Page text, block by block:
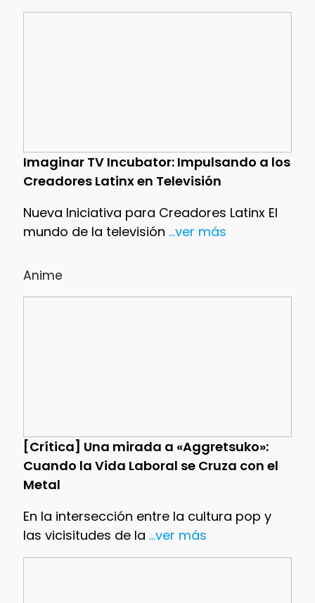
Imaginar TV Incubator: Impulsando a los
Creadores Latinx en Televisión
Nueva Iniciativa para Creadores Latinx El
mundo de la televisión ...ver más
Anime
[Crítica] Una mirada a «Aggretsuko»:
Cuando la Vida Laboral se Cruza con el
Metal
En la intersección entre la cultura pop y
las vicisitudes de la ...ver más